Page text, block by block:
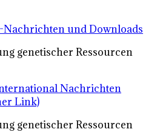
Nachrichten und Downloads
genetischer Ressourcen
Nachrichten
Link)
genetischer Ressourcen